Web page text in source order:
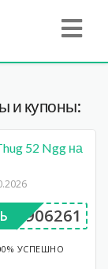
и купоны:
52 Ngg на
BP906261
УСПЕШНО